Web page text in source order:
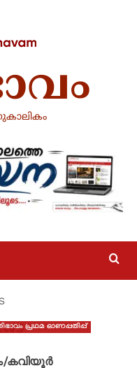
പ്രഥമ ഓണപ്പതിപ്പ്
കവിയൂർ